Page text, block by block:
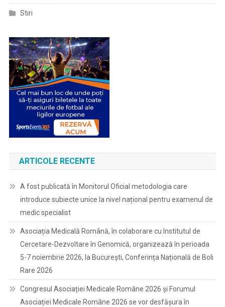
Stiri
ARTICOLE RECENTE
A fost publicată în Monitorul Oficial metodologia care
introduce subiecte unice la nivel național pentru examenul de
medic specialist
Asociația Medicală Română, în colaborare cu Institutul de
Cercetare-Dezvoltare în Genomică, organizează în perioada
5-7 noiembrie 2026, la București, Conferința Națională de Boli
Rare 2026
Congresul Asociației Medicale Române 2026 și Forumul
Asociației Medicale Române 2026 se vor desfășura în